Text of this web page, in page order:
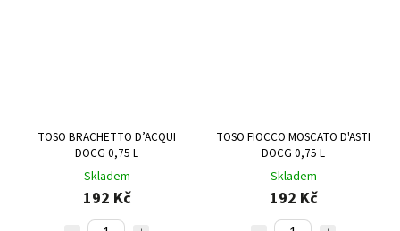
TOSO BRACHETTO D’ACQUI
DOCG 0,75 L
Skladem
192 Kč
TOSO FIOCCO MOSCATO D'ASTI
DOCG 0,75 L
Skladem
192 Kč